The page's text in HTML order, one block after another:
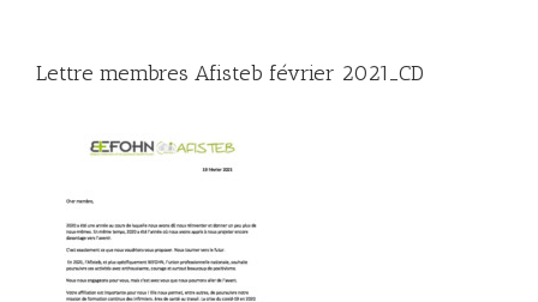
Lettre membres Afisteb février 2021_CD